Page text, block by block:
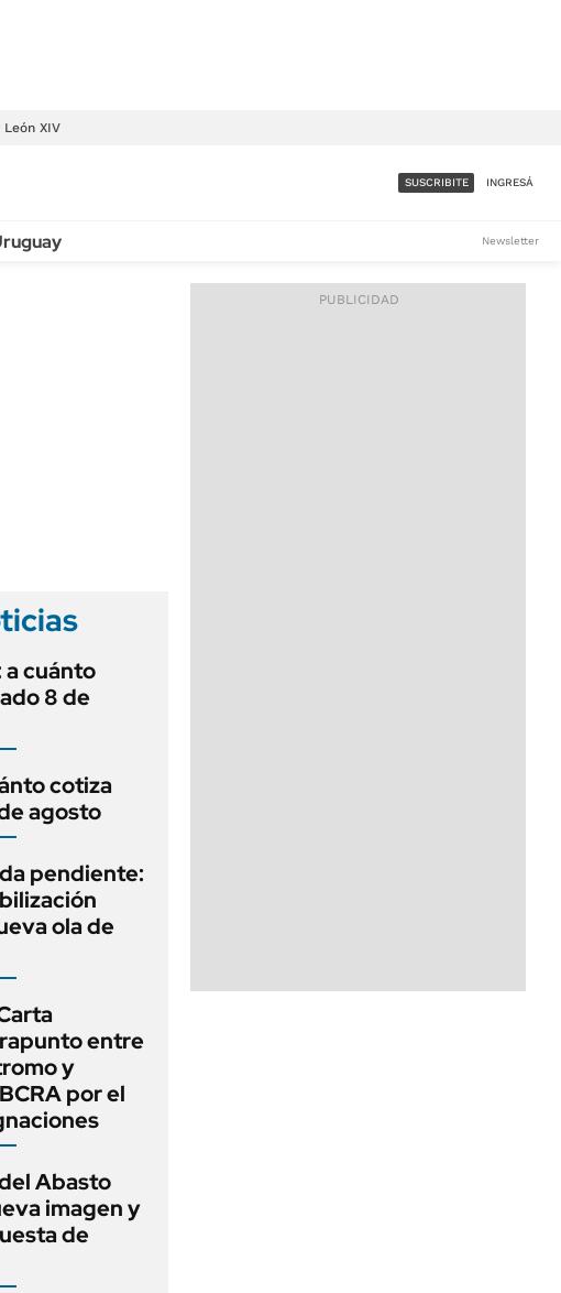
León XIV
ACCESO FULL - $1.800/MES
SUSCRIBITE INGRESÁ
Newsletter
a cuánto
8 de
cotiza
agosto
pendiente:
ola de
entre
y
por el
Abasto
imagen y
de